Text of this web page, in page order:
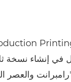
في إنشاء نسخة
والعصر